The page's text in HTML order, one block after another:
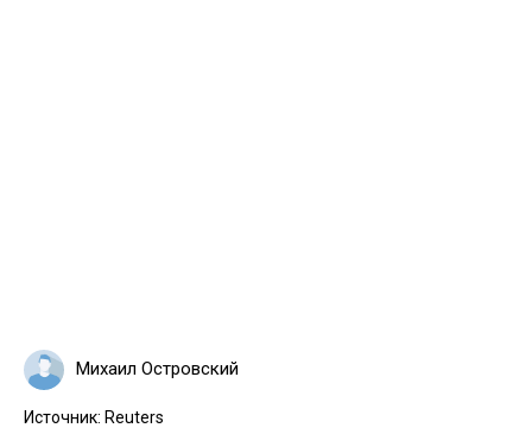
Михаил Островский
Источник: Reuters